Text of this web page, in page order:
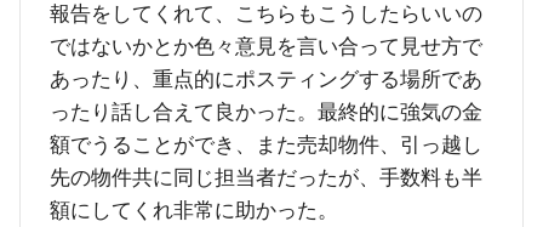
報告をしてくれて、こちらもこうしたらいいの
ではないかとか色々意見を言い合って見せ方で
あったり、重点的にポスティングする場所であ
ったり話し合えて良かった。最終的に強気の金
額でうることができ、また売却物件、引っ越し
先の物件共に同じ担当者だったが、手数料も半
額にしてくれ非常に助かった。